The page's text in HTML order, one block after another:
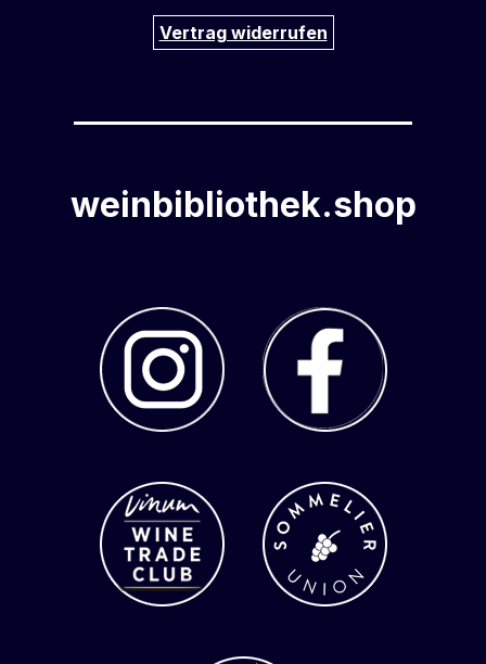
Vertrag widerrufen
weinbibliothek.shop